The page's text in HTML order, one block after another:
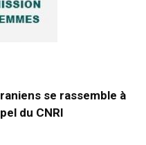
se rassemble à
du CNRI